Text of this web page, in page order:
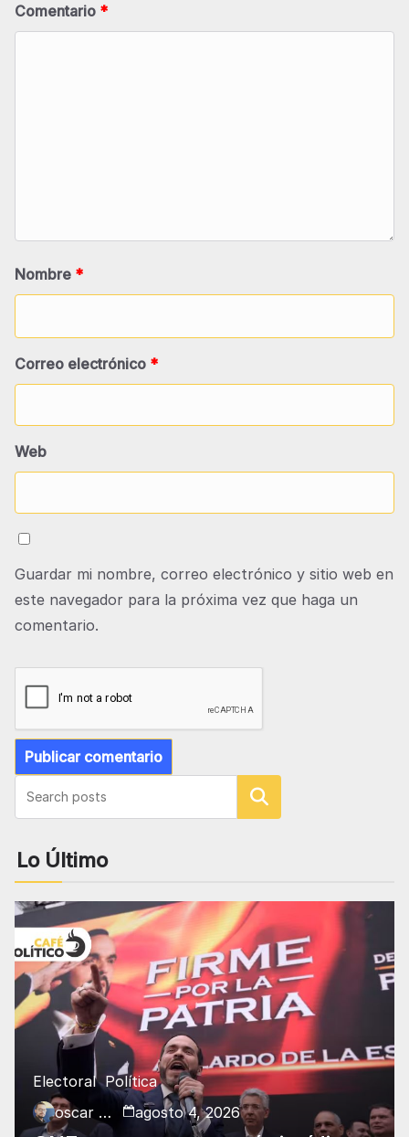
Comentario *
Nombre *
Correo electrónico *
Web
Guardar mi nombre, correo electrónico y sitio web en
este navegador para la próxima vez que haga un
comentario.
Buscar
Lo Último
Electoral Política
oscar charry
agosto 4, 2026